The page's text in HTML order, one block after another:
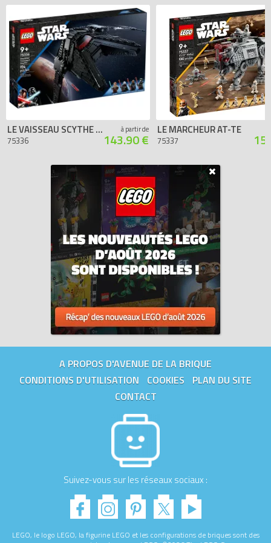
LE VAISSEAU SCYTHE DE L’INQUISITEUR
75336
à partir de
143.90 €
LE MARCHEUR AT-TE
75337
A PROPOS D'AVENUE DE LA BRIQUE
CONDITIONS D'UTILISATION
COOKIES
PLAN DU SITE
CONTACT
Suivez-vous sur les réseaux sociaux :
LEGO, le logo LEGO, la figurine LEGO et les configurations de briques sont des